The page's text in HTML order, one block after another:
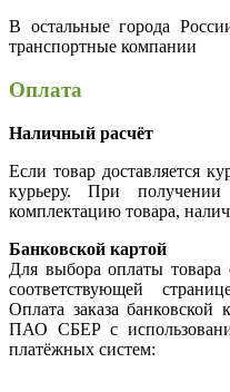
В остальные города
транспортные компании
Оплата
Наличный расчёт
Если товар доставляется
курьеру. При получении
комплектацию товара,
Банковской картой
Для выбора оплаты
соответствующей
Оплата заказа банковской
ПАО СБЕР с
платёжных систем: